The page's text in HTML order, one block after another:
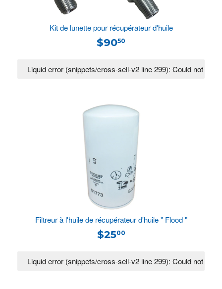
Kit de lunette pour récupérateur d'huile
$9050
Filtreur à l'huile de récupérateur d'huile " Flood "
$2500